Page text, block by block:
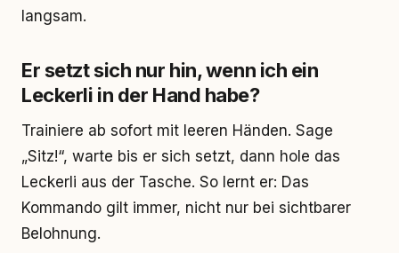
langsam.
Er setzt sich nur hin, wenn ich ein
Leckerli in der Hand habe?
Trainiere ab sofort mit leeren Händen. Sage
„Sitz!“, warte bis er sich setzt, dann hole das
Leckerli aus der Tasche. So lernt er: Das
Kommando gilt immer, nicht nur bei sichtbarer
Belohnung.